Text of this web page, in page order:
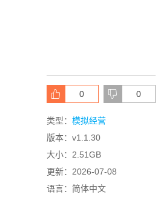
0 0
类型： 模拟经营
版本： v1.1.30
大小： 2.51GB
更新： 2026-07-08
语言： 简体中文